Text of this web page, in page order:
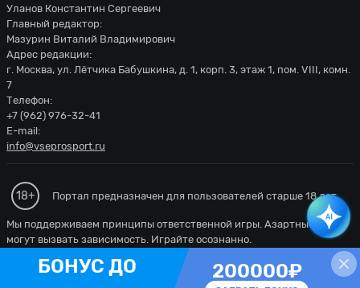
Уланов Константин Сергеевич
Главный редактор:
Мазурин Виталий Владимирович
Адрес редакции:
г. Москва, ул. Лётчика Бабушкина, д. 1, корп. 3, этаж 1, пом. VIII, комн.
7
Телефон:
+7 (962) 976-32-41
E-mail:
info@vseprosport.ru
18+ Портал предназначен для пользователей старше 18 лет.
Мы поддерживаем принципы ответственной игры. Азартные игры
могут вызвать зависимость. Играйте осознанно.
ВСЕМ НОВЫМ
ИГРОКАМ
200000₽